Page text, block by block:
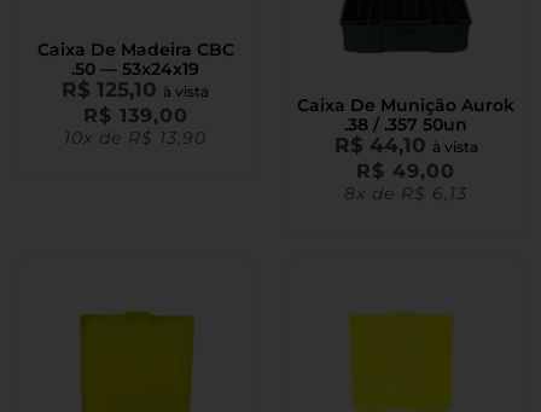
Caixa De Madeira CBC
.50 — 53x24x19
R$ 125,10 à vista
R$ 139,00
10x de R$ 13,90
Caixa De Munição Aurok
.38 / .357 50un
R$ 44,10 à vista
R$ 49,00
8x de R$ 6,13